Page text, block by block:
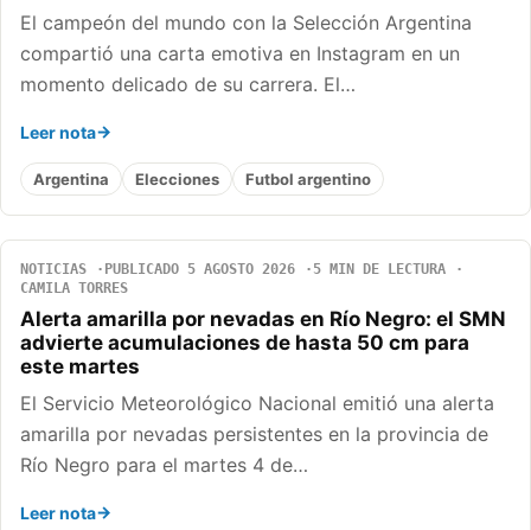
El campeón del mundo con la Selección Argentina
compartió una carta emotiva en Instagram en un
momento delicado de su carrera. El…
Leer nota
Argentina Elecciones Futbol argentino
NOTICIAS PUBLICADO 5 AGOSTO 2026
5 MIN DE LECTURA
CAMILA TORRES
Alerta amarilla por nevadas en Río Negro: el SMN
advierte acumulaciones de hasta 50 cm para
este martes
El Servicio Meteorológico Nacional emitió una alerta
amarilla por nevadas persistentes en la provincia de
Río Negro para el martes 4 de…
Leer nota